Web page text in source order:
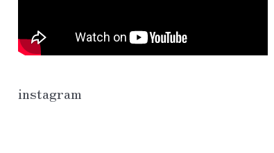
instagram